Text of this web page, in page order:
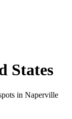
States
in Naperville